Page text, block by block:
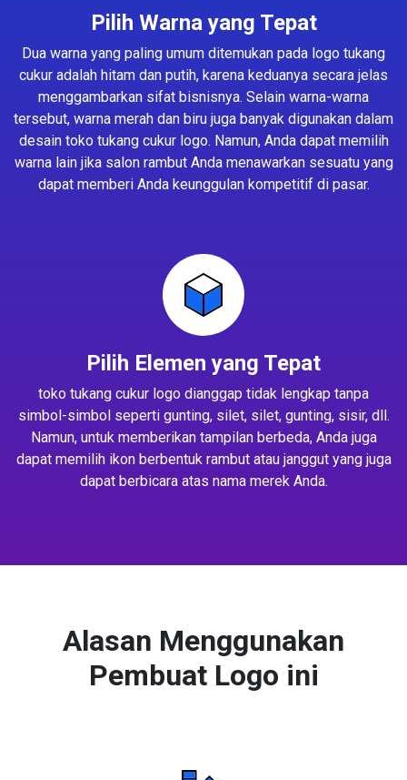
Pilih Warna yang Tepat
Dua warna yang paling umum ditemukan pada logo tukang
cukur adalah hitam dan putih, karena keduanya secara jelas
menggambarkan sifat bisnisnya. Selain warna-warna
tersebut, warna merah dan biru juga banyak digunakan dalam
desain toko tukang cukur logo. Namun, Anda dapat memilih
warna lain jika salon rambut Anda menawarkan sesuatu yang
dapat memberi Anda keunggulan kompetitif di pasar.
Pilih Elemen yang Tepat
toko tukang cukur logo dianggap tidak lengkap tanpa
simbol-simbol seperti gunting, silet, silet, gunting, sisir, dll.
Namun, untuk memberikan tampilan berbeda, Anda juga
dapat memilih ikon berbentuk rambut atau janggut yang juga
dapat berbicara atas nama merek Anda.
Alasan Menggunakan
Pembuat Logo ini